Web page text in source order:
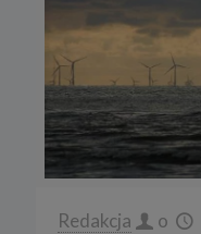
Redakcja o